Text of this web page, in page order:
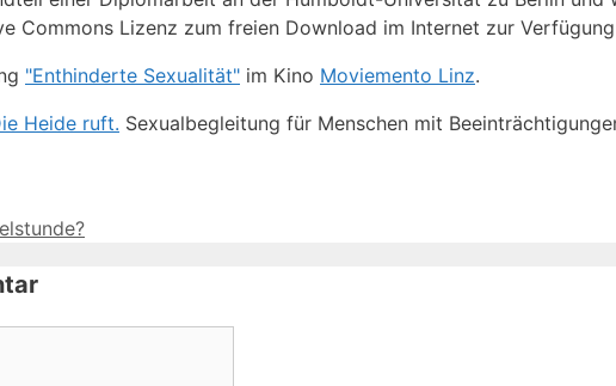
Commons Lizenz zum freien Download im Internet zur
"Enthinderte Sexualität" im Kino Moviemento Linz.
Heide ruft. Sexualbegleitung für Menschen mit